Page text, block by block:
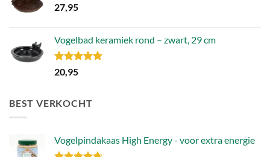
27,95
Vogelbad keramiek rond – zwart, 29 cm
Gewaardeerd
5.00
20,95
BEST VERKOCHT
Vogelpindakaas High Energy - voor extra energie